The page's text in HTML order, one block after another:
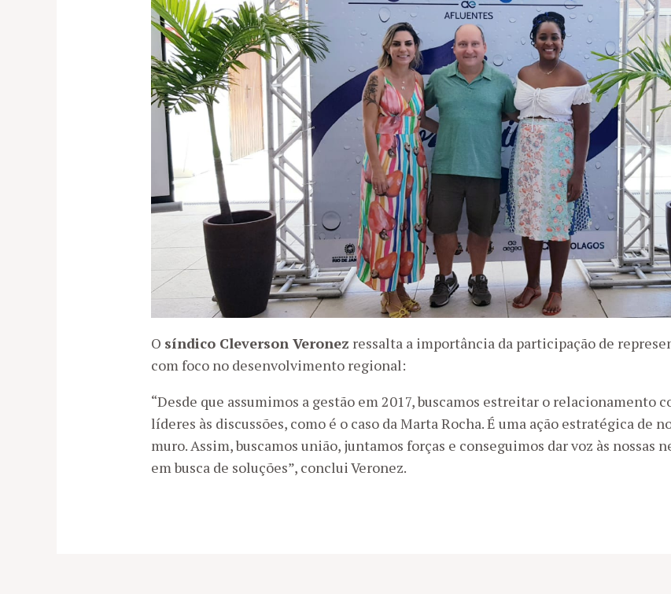
O síndico Cleverson Veronez ressalta a importância da participação de
com foco no desenvolvimento regional:
“Desde que assumimos a gestão em 2017, buscamos estreitar o relacionamento
líderes às discussões, como é o caso da Marta Rocha. É uma ação estratégica de
muro. Assim, buscamos união, juntamos forças e conseguimos dar voz às nossas
em busca de soluções”, conclui Veronez.